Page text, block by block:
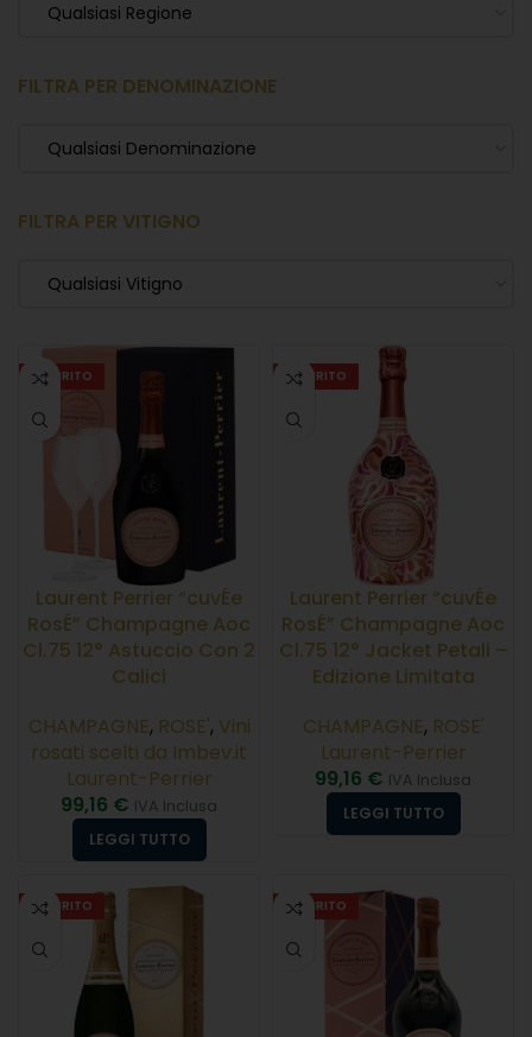
Qualsiasi Regione
FILTRA PER DENOMINAZIONE
Qualsiasi Denominazione
FILTRA PER VITIGNO
Qualsiasi Vitigno
ESAURITO
Laurent Perrier “cuvÉe
RosÉ” Champagne Aoc
Cl.75 12° Astuccio Con 2
Calici
CHAMPAGNE, ROSE', Vini
rosati scelti da Imbev.it
Laurent-Perrier
99,16 € IVA Inclusa
LEGGI TUTTO
ESAURITO
Laurent Perrier “cuvÉe
RosÉ” Champagne Aoc
Cl.75 12° Jacket Petali –
Edizione Limitata
CHAMPAGNE, ROSE'
Laurent-Perrier
99,16 € IVA Inclusa
LEGGI TUTTO
ESAURITO ESAURITO